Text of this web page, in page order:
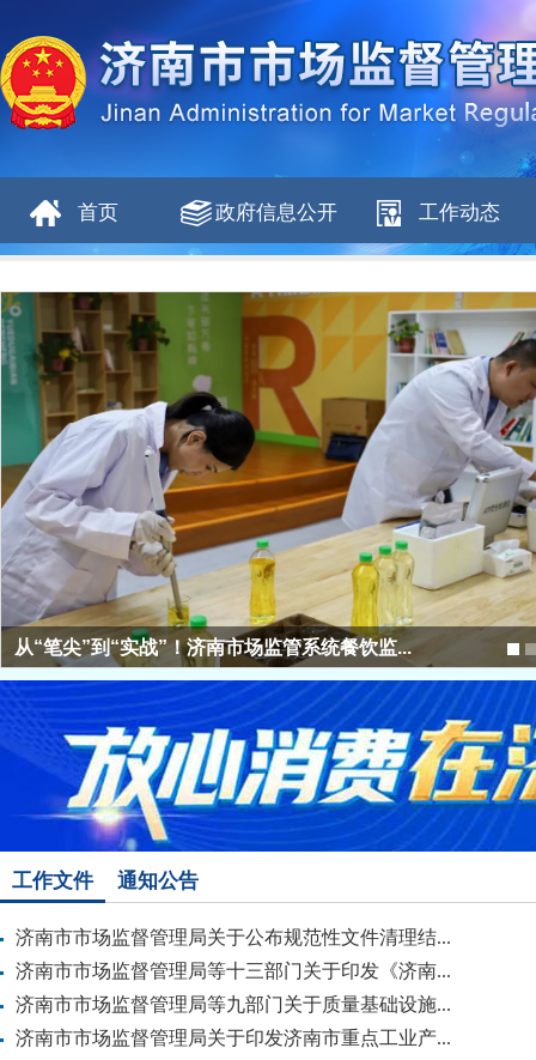
首页 政府信息公开 工作动态
工作文件 通知公告
济南市市场监督管理局关于公布规范性文件清理结...
济南市市场监督管理局等十三部门关于印发《济南...
济南市市场监督管理局等九部门关于质量基础设施...
济南市市场监督管理局关于印发济南市重点工业产...